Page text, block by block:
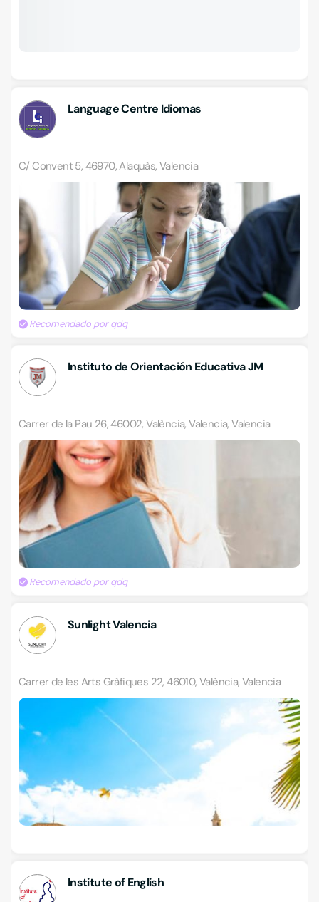
Language Centre Idiomas
C/ Convent 5, 46970, Alaquàs, Valencia
Recomendado por qdq
Instituto de Orientación Educativa JM
Carrer de la Pau 26, 46002, València, Valencia, Valencia
Recomendado por qdq
Sunlight Valencia
Carrer de les Arts Gràfiques 22, 46010, València, Valencia
Institute of English